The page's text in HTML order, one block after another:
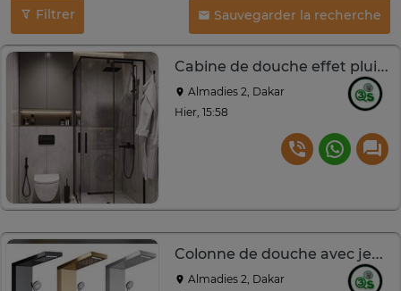
Filtrer Sauvegarder la recherche
Cabine de douche effet pluie, en verre +chaise anglaise
Almadies 2, Dakar
Hier, 15:58
Colonne de douche avec jets massants
Almadies 2, Dakar